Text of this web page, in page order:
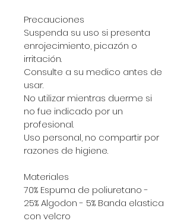
Precauciones
Suspenda su uso si presenta
enrojecimiento, picazón o
irritación.
Consulte a su medico antes de
usar.
No utilizar mientras duerme si
no fue indicado por un
profesional.
Uso personal, no compartir por
razones de higiene.
Materiales
70% Espuma de poliuretano -
25% Algodon - 5% Banda elastica
con velcro